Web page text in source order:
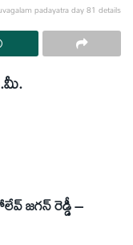
padayatra day 81 details
జగన్ రెడ్డీ –